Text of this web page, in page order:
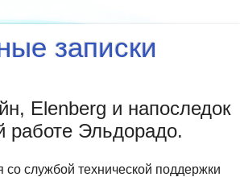
записки
Elenberg и напоследок
работе Эльдорадо.
со службой технической поддержки